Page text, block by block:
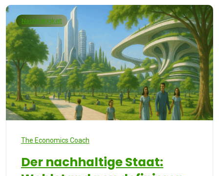
Nachhaltigkeit
The Economics Coach
Der nachhaltige Staat: